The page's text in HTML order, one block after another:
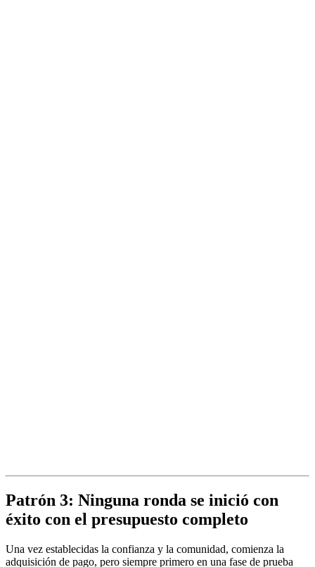
Patrón 3: Ninguna ronda se inició con
éxito con el presupuesto completo
Una vez establecidas la confianza y la comunidad, comienza la
adquisición de pago, pero siempre primero en una fase de prueba